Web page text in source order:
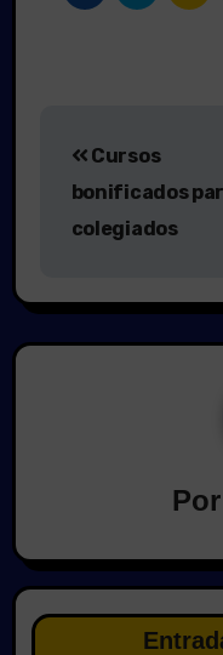
de
entradas
Cursos
bonificados
colegiados
Por
Formación